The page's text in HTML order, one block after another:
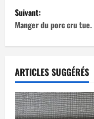
v
i
g
a
t
i
Suivant:
Manger du porc cru
ARTICLES SUGGÉRÉS